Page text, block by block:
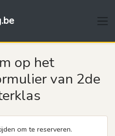
op het
van 2de
om te reserveren.